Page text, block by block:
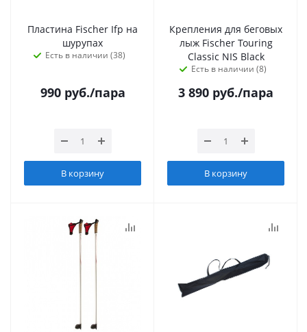
Пластина Fischer Ifp на
шурупах
Есть в наличии (38)
990руб./пара
В корзину
Крепления для беговых
лыж Fischer Touring
Classic NIS Black
Есть в наличии (8)
3 890 руб./пара
В корзину